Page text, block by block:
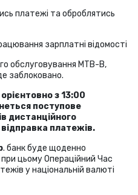
платежі та оброблятись
зарплатні відомості
обслуговування MTB-B,
заблоковано.
з 13:00
поступове
дистанційного
платежів.
. банк буде щоденно
цьому Операційний Час
у національній валюті